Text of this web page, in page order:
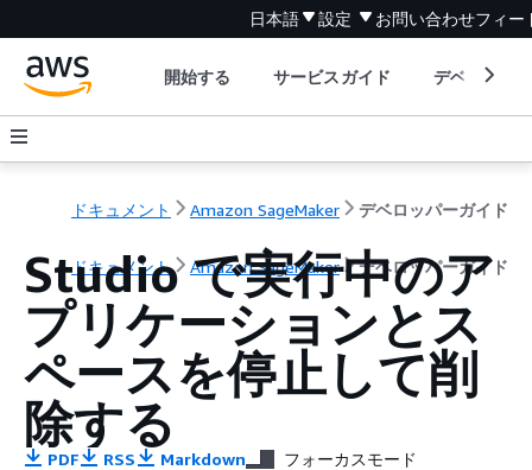
日本語 設定 お問い合わせフィー
開始する サービスガイド デベロッパ
ドキュメント Amazon SageMaker デベロッパーガイド
ドキュメント Amazon SageMaker デベロッパーガイド
Studio で実行中のア
プリケーションとス
ペースを停止して削
除する
PDF RSS Markdown フォーカスモード